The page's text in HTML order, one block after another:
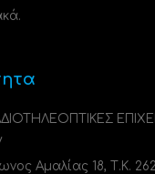
Αμαλίας 18, Τ.Κ.